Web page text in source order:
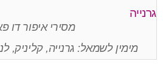
מסירי איפור דו
מימין לשמאל: גרנייה, קליניק,